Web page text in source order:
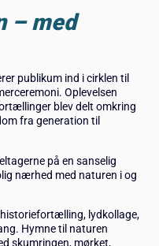
– med
publikum ind i cirklen til
Oplevelsen
blev delt omkring
fra generation til
på en sanselig
nærhed med naturen i og
lydkollage,
Hymne til naturen
skumringen, mørket,